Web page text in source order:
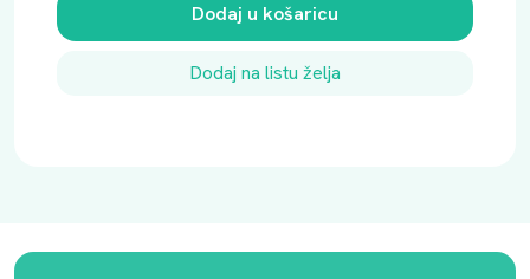
Dodaj u košaricu
Dodaj na listu želja